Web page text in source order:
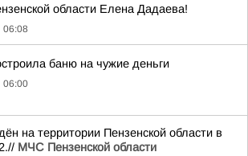
области Елена Дадаева!
06:08
баню на чужие деньги
06:00
на территории Пензенской области в
МЧС Пензенской области